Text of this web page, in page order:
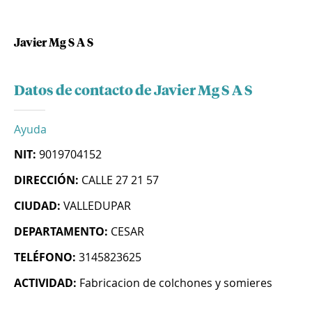
Javier Mg S A S
Datos de contacto de Javier Mg S A S
Ayuda
NIT: 9019704152
DIRECCIÓN: CALLE 27 21 57
CIUDAD: VALLEDUPAR
DEPARTAMENTO: CESAR
TELÉFONO: 3145823625
ACTIVIDAD: Fabricacion de colchones y somieres